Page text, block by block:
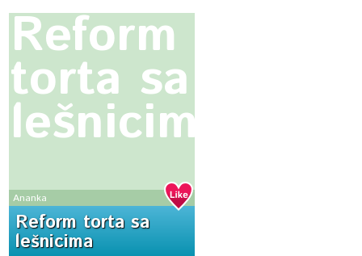
Reform
torta sa
lešnicima
Ananka
Reform torta sa
lešnicima